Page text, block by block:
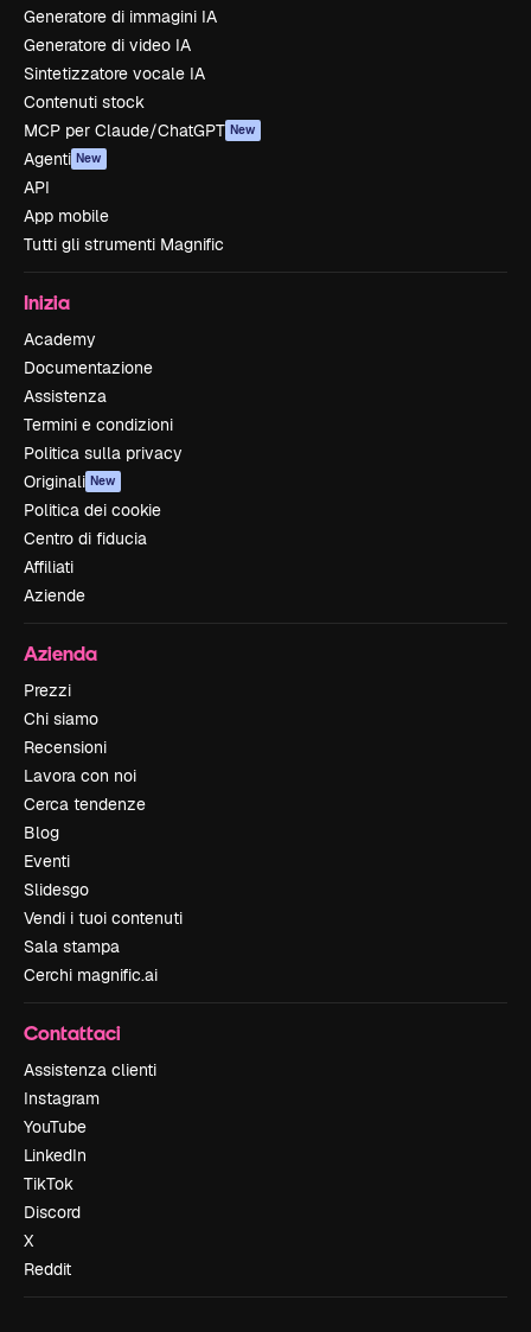
Generatore di immagini IA
Generatore di video IA
Sintetizzatore vocale IA
Contenuti stock
MCP per Claude/ChatGPT New
Agenti New
API
App mobile
Tutti gli strumenti Magnific
Inizia
Academy
Documentazione
Assistenza
Termini e condizioni
Politica sulla privacy
Originali New
Politica dei cookie
Centro di fiducia
Affiliati
Aziende
Azienda
Prezzi
Chi siamo
Recensioni
Lavora con noi
Cerca tendenze
Blog
Eventi
Slidesgo
Vendi i tuoi contenuti
Sala stampa
Cerchi magnific.ai
Contattaci
Assistenza clienti
Instagram
YouTube
LinkedIn
TikTok
Discord
X
Reddit